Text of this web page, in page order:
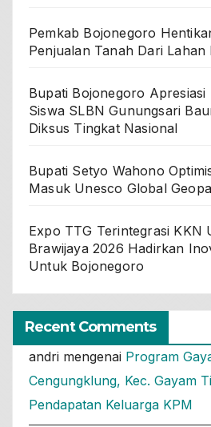
Pemkab Bojonegoro
Penjualan Tanah Dari Lahan
Bupati Bojonegoro Apresiasi
Siswa SLBN Gunungsari
Diksus Tingkat Nasional
Bupati Setyo Wahono
Masuk Unesco Global
Expo TTG Terintegrasi KKN
Brawijaya 2026 Hadirkan
Untuk Bojonegoro
Recent Comments
andri mengenai Program
Cengungklung, Kec. Gayam
Pendapatan Keluarga KPM